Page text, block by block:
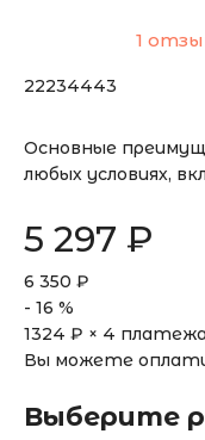
1
22234443
Основные
любых условиях,
5 297 ₽
6 350 ₽
- 16 %
1324 ₽ × 4 платежа
Вы можете
Выберите